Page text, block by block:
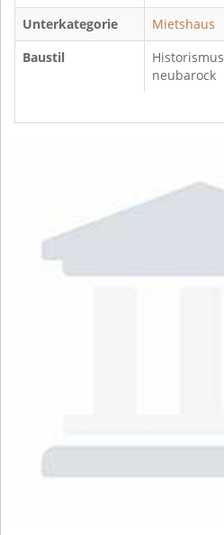
Unterkategorie
Mietshaus
Baustil
Historismus
neubarock